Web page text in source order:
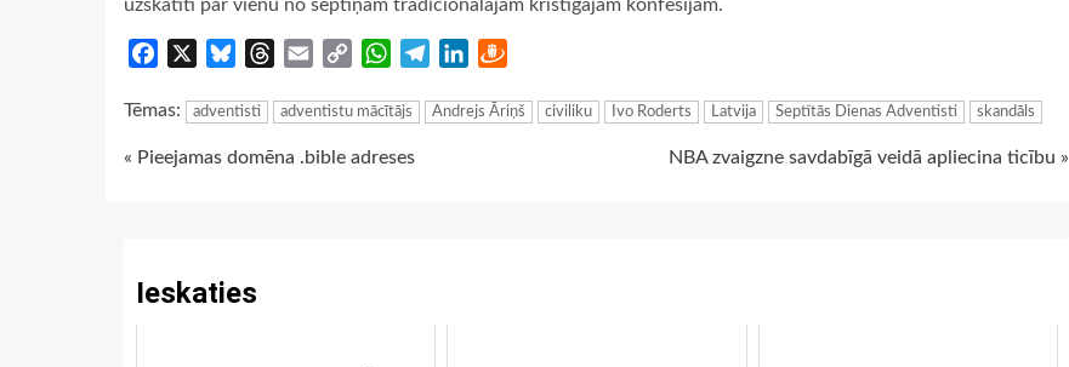
uzskatīti par vienu no septiņām tradicionālajām kristīgajām konfesijām.
Facebook BlueskyThreads
Email
Copy
WhatsApp
TelegramLinkedIn
Tēmas: adventisti adventistu mācītājs Andrejs Āriņš civiliku Ivo Roderts Latvija Septītās Dienas Adventisti skandāls
Continue
« Pieejamas domēna .bible adreses NBA zvaigzne savdabīgā veidā apliecina ticību »
Ieskaties